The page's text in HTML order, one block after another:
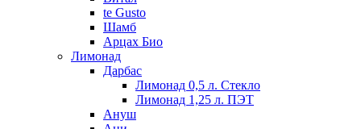
te Gusto
Шамб
Арцах Био
Лимонад
Дарбас
Лимонад 0,5 л. Стекло
Лимонад 1,25 л. ПЭТ
Ануш